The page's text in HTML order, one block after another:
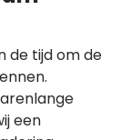
de tijd om de
een